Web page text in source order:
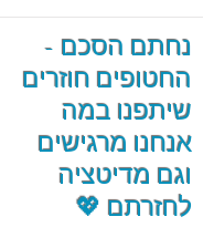
נחתם הסכם -
החטופים חוזרים
שיתפנו במה
אנחנו מרגישים
וגם מדיטציה
לחזרתם 💖